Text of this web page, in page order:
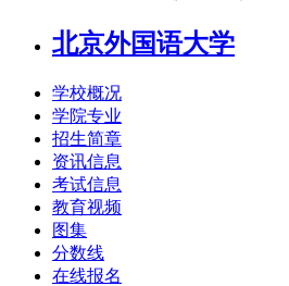
北京外国语大学
学校概况
学院专业
招生简章
资讯信息
考试信息
教育视频
图集
分数线
在线报名